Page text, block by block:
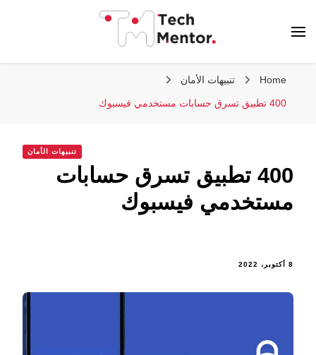
Home تنبيهات الأمان
400 تطبيق تسرق حسابات مستخدمي فيسبوك
تنبيهات الأمان
400 تطبيق تسرق حسابات
مستخدمي فيسبوك
8 أكتوبر، 2022